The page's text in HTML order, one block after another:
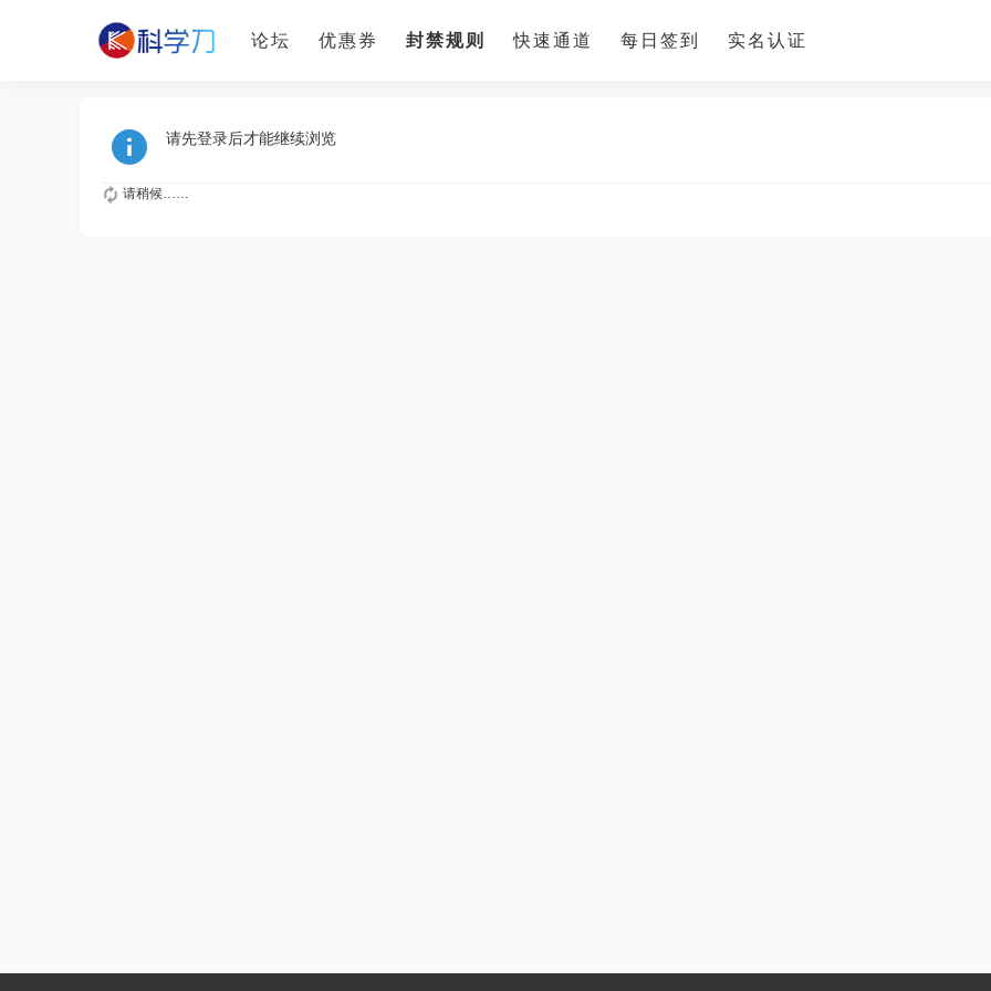
论坛 优惠券 封禁规则 快速通道 每日签到 实名认证
请先登录后才能继续浏览
请稍候……